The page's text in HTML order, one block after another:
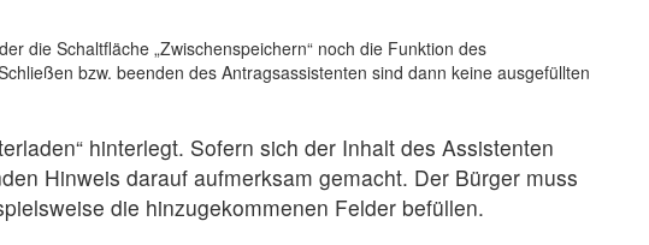
die Schaltfläche „Zwischenspeichern“ noch die Funktion des
bzw. beenden des Antragsassistenten sind dann keine ausgefüllten
hinterlegt. Sofern sich der Inhalt des Assistenten
Hinweis darauf aufmerksam gemacht. Der Bürger muss
die hinzugekommenen Felder befüllen.